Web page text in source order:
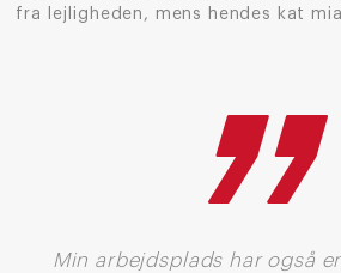
fra lejligheden, mens hendes kat
Min arbejdsplads har også